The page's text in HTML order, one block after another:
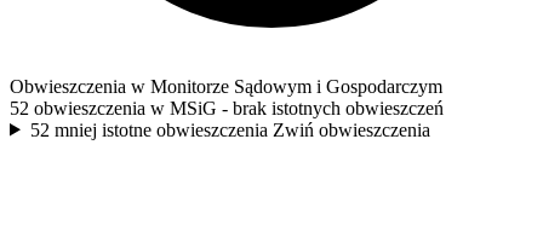
Obwieszczenia w Monitorze Sądowym i Gospodarczym
52 obwieszczenia w MSiG - brak istotnych obwieszczeń
52 mniej istotne obwieszczenia Zwiń obwieszczenia